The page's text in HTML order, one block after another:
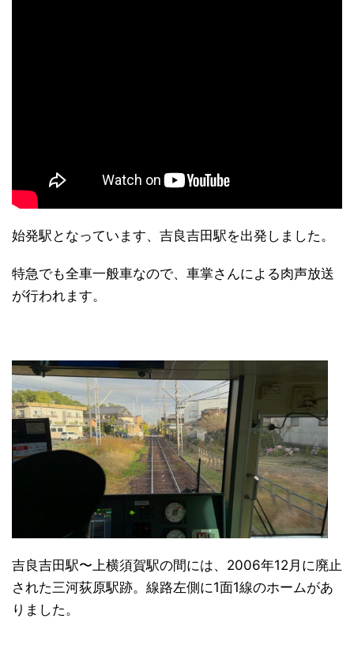
始発駅となっています、吉良吉田駅を出発しました。
特急でも全車一般車なので、車掌さんによる肉声放送
が行われます。
吉良吉田駅〜上横須賀駅の間には、2006年12月に廃止
された三河荻原駅跡。線路左側に1面1線のホームがあ
りました。